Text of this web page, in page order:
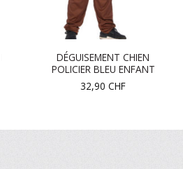
DÉGUISEMENT CHIEN
POLICIER BLEU ENFANT
32,90 CHF